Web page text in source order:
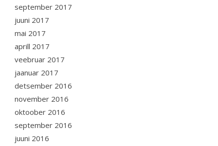
september 2017
juuni 2017
mai 2017
aprill 2017
veebruar 2017
jaanuar 2017
detsember 2016
november 2016
oktoober 2016
september 2016
juuni 2016